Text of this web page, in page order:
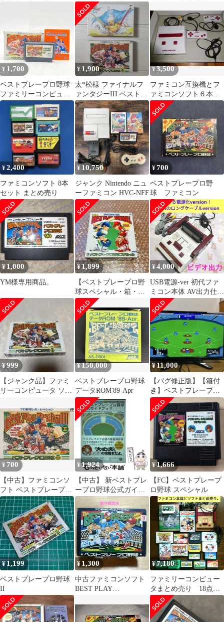
ムブレム など ファミ
¥ 1,700
ベストプレープロ野球
ファミリーコンピュー
タ ソフト 起動OK 箱・
説明書付き カセット フ
ァミコン
¥ 1,900
太*松様 ファイナルフ
ァンタジーIII ベストプ
レープロ野球Ⅱ
¥3,500
ファミコン互換機とフ
ァミコンソフト６本セ
ット（箱なし） 送料
込み
¥2,400
ファミコンソフト 8本
セット まとめ売り
¥ 10,750
ジャンク Nintendo ニュ
ーファミコン HVC-NFF
¥700
ベストプレープロ野
球 ファミコン
¥ 1,000
YM様専用商品。
¥1,899
【ベストプレープロ野
球スペシャル・箱・取
扱説明書付きセット・
Famicom】
¥4,000
USB電源-ver 初代ファ
ミコン本体 AV出力仕様
プロ野球付きです～。
¥999
【ジャンク品】ファミ
リーコンピュータ ソフ
球2
¥150,000
ベストプレープロ野球
データROM'89-Apr
¥11,000
【バグ修正版】【箱付
き】ベストプレープロ
野球スペシャル ファミ
コンソフト
¥ 700
【中古】ファミコンソ
フト ベストプレープロ
野球II
¥ 1,924
【中古】 新ベストプレ
ープロ野球公式ガイド
ブック / ファミ通、フ
ァミコン通信編集部 /
エンターブレイン
¥ 1,666
【FC】ベストプレープ
ロ野球 スペシャル
¥ 1,199
ベストプレープロ野球
II
¥ 1,300
中古ファミコンソフト
BEST PLAY
用ソフト
¥7,180
ファミリーコンピュー
タまとめ売り 18点ま
とめ売り